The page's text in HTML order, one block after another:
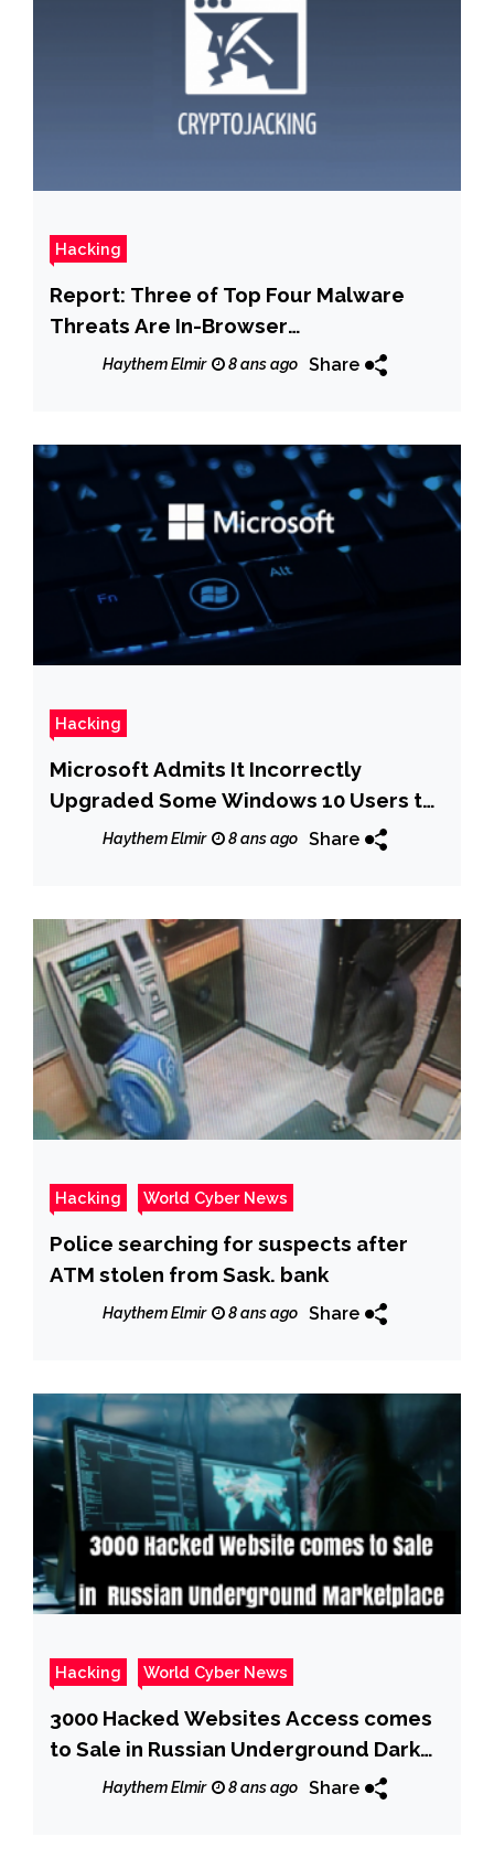
Hacking
Report: Three of Top Four Malware
Threats Are In-Browser
Cryptocurrency Miners
Haythem Elmir 8 ans ago Share
Hacking
Microsoft Admits It Incorrectly
Upgraded Some Windows 10 Users to
v1709Haythem Elmir 8 ans ago Share
Hacking World Cyber News
Police searching for suspects after
ATM stolen from Sask. bank
Haythem Elmir 8 ans ago Share
Hacking World Cyber News
3000 Hacked Websites Access comes
to Sale in Russian Underground Dark
Web Marketplace
Haythem Elmir 8 ans ago Share